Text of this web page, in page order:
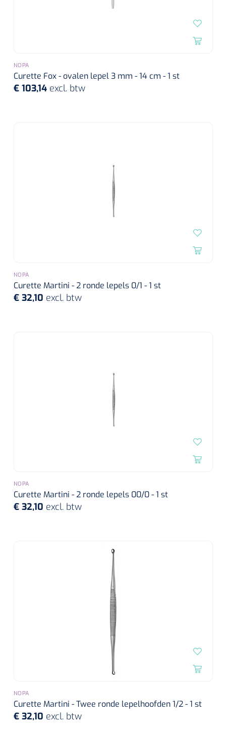
Watten
NOPA
Curette Fox - ovalen lepel 3 mm - 14 cm - 1 st
€ 103,14 excl. btw
NOPA
Curette Martini - 2 ronde lepels 0/1 - 1 st
€ 32,10 excl. btw
NOPA
Curette Martini - 2 ronde lepels 00/0 - 1 st
€ 32,10 excl. btw
NOPA
Curette Martini - Twee ronde lepelhoofden 1/2 - 1 st
€ 32,10 excl. btw